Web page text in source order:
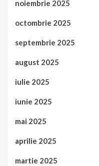
noiembrie 2025
octombrie 2025
septembrie 2025
august 2025
iulie 2025
iunie 2025
mai 2025
aprilie 2025
martie 2025